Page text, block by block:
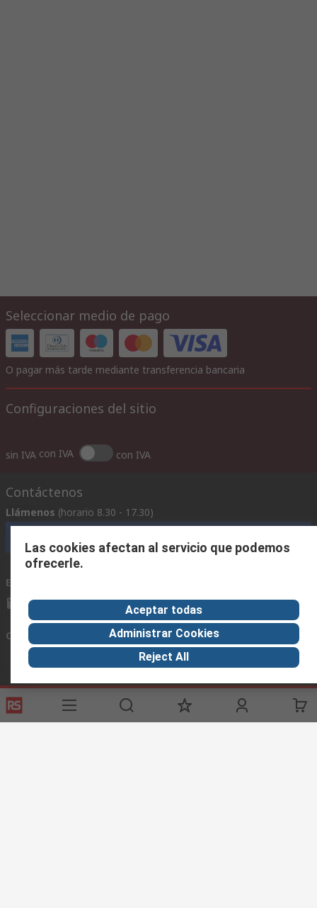
Seleccionar medio de pago
O pagar más tarde mediante transferencia bancaria
Configuraciones del sitio
sin IVA con IVA con IVA
Contáctenos
Llámenos (horario 8.30 - 17.30)
Envíenos un email
ventas@rschile.cl
Conectar con nosotros
Links de ayuda
Las cookies afectan al servicio que podemos
ofrecerle.
Aceptar todas
Administrar Cookies
Reject All